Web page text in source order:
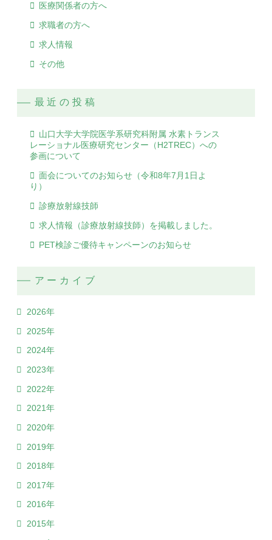
医療関係者の方へ
求職者の方へ
求人情報
その他
最近の投稿
山口大学大学院医学系研究科附属 水素トランス
レーショナル医療研究センター（H2TREC）への
参画について
面会についてのお知らせ（令和8年7月1日よ
り）
診療放射線技師
求人情報（診療放射線技師）を掲載しました。
PET検診ご優待キャンペーンのお知らせ
アーカイブ
2026年
2025年
2024年
2023年
2022年
2021年
2020年
2019年
2018年
2017年
2016年
2015年